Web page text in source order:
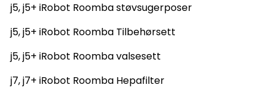
j5, j5+ iRobot Roomba støvsugerposer
j5, j5+ iRobot Roomba Tilbehørsett
j5, j5+ iRobot Roomba valsesett
j7, j7+ iRobot Roomba Hepafilter